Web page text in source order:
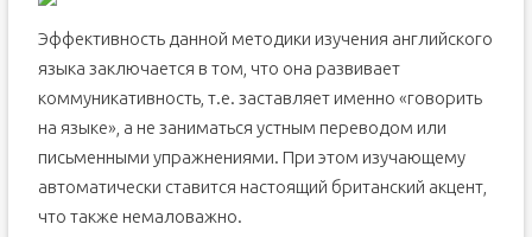
Эффективность данной методики изучения английского
языка заключается в том, что она развивает
коммуникативность, т.е. заставляет именно «говорить
на языке», а не заниматься устным переводом или
письменными упражнениями. При этом изучающему
автоматически ставится настоящий британский акцент,
что также немаловажно.